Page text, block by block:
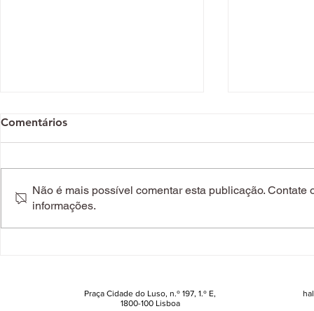
Falámos com uma
pode estar a cometer)
Doação de
Comentários
Não é mais possível comentar esta publicação. Contate
informações.
Praça Cidade do Luso, n.º 197, 1.º E,
1800-100 Lisboa